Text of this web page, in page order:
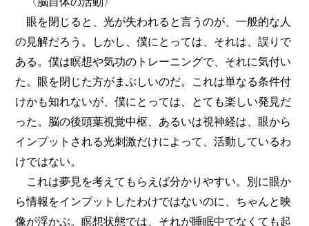
眼を閉じると、光が失われると言うのが、一般的な人
の見解だろう。しかし、僕にとっては、それは、誤りで
ある。僕は瞑想や気功のトレーニングで、それに気付い
た。眼を閉じた方がまぶしいのだ。これは単なる条件付
けかも知れないが、僕にとっては、とても楽しい発見だ
った。脳の後頭葉視覚中枢、あるいは視神経は、眼から
インプットされる光刺激だけによって、活動しているわ
けではない。
これは夢見を考えてもらえば分かりやすい。別に眼か
ら情報をインプットしたわけではないのに、ちゃんと映
像が浮かぶ。瞑想状態では、それが睡眠中でなくても起